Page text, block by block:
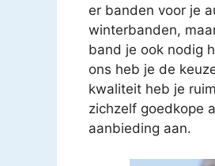
er banden voor je
winterbanden,
band je ook nodig
ons heb je de
kwaliteit heb je
zichzelf goedkope
aanbieding aan.